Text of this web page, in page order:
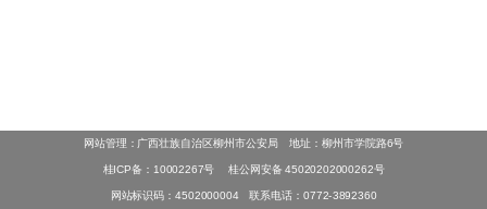
网站管理：广西壮族自治区柳州市公安局 地址：柳州市学院路6号
桂ICP备：10002267号 桂公网安备 45020202000262号
网站标识码：4502000004 联系电话：0772-3892360